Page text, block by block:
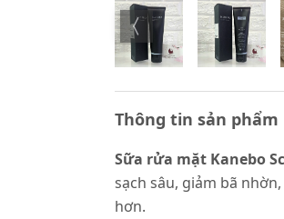
Thông tin sản phẩm
Sữa rửa mặt Kanebo
sạch sâu, giảm bã
hơn.